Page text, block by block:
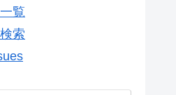
覧
索